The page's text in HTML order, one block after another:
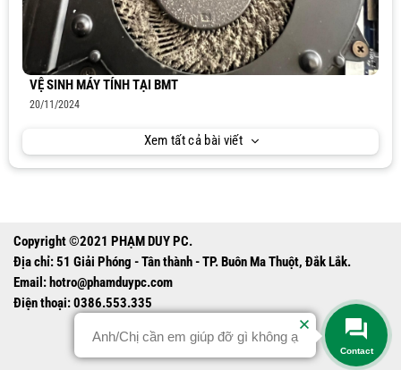
VỆ SINH MÁY TÍNH TẠI BMT
20/11/2024
Xem tất cả bài viết
Copyright ©2021 PHẠM DUY PC.
Địa chỉ: 51 Giải Phóng - Tân thành - TP. Buôn Ma Thuột, Đắk Lắk.
Email:hotro@phamduypc.com
Điện thoại: 0386.553.335
Anh/Chị cần em giúp đỡ gì không ạ